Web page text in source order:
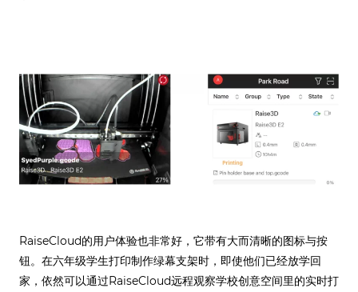
RaiseCloud的用户体验也非常好，它带有大而清晰的图标与按
钮。在六年级学生打印制作绿幕支架时，即使他们已经放学回
家，依然可以通过RaiseCloud远程观察学校创意空间里的实时打